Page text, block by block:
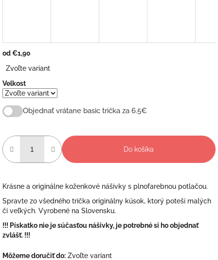
od€1,90
cena:
Zvoľte variant
Velkost
Objednať vrátane basic trička za 6.5€
Do košíka
Krásne a originálne koženkové nášivky s plnofarebnou potlačou.
Spravte zo všedného trička originálny kúsok, ktorý poteší malých
či veľkých. Vyrobené na Slovensku.
!!! Pískatko nie je súčasťou nášivky, je potrebné si ho objednať
zvlášť. !!!
Môžeme doručiť do: Zvoľte variant